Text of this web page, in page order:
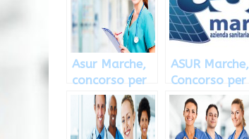
Asur Marche,
concorso per
9 assistenti
sanitari
ASUR Marche,
Concorso per
39 incarichi
provvisori